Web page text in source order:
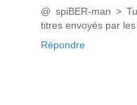
@ spiBER-man >
titres envoyés par
Répondre